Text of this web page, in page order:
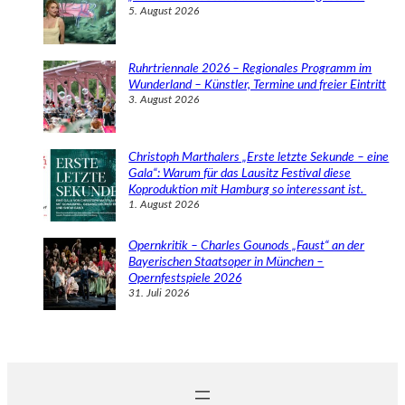
5. August 2026
Ruhrtriennale 2026 – Regionales Programm im
Wunderland – Künstler, Termine und freier Eintritt
3. August 2026
Christoph Marthalers „Erste letzte Sekunde – eine
Gala“: Warum für das Lausitz Festival diese
Koproduktion mit Hamburg so interessant ist.
1. August 2026
Opernkritik – Charles Gounods „Faust“ an der
Bayerischen Staatsoper in München –
Opernfestspiele 2026
31. Juli 2026